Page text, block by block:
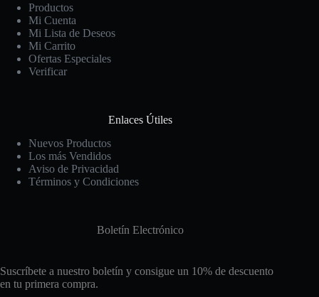
Productos
Mi Cuenta
Mi Lista de Deseos
Mi Carrito
Ofertas Especiales
Verificar
Enlaces Útiles
Nuevos Productos
Los más Vendidos
Aviso de Privacidad
Términos y Condiciones
Boletín Electrónico
Suscríbete a nuestro boletín y consigue un 10% de descuento
en tu primera compra.